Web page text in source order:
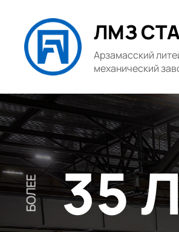
ЛМЗ
Арзамасский
механический
БОЛЕЕ 35